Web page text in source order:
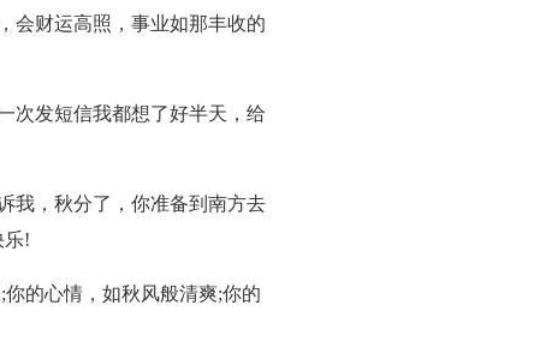
会财运高照，事业如那丰收的
次发短信我都想了好半天，给
我，秋分了，你准备到南方去
乐!
的心情，如秋风般清爽;你的